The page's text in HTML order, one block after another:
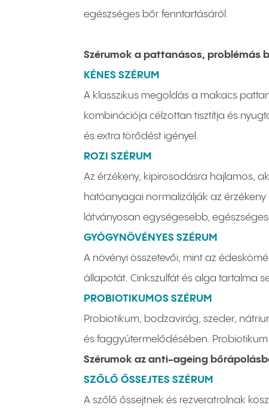
egészséges bőr fenntartásáról.
Szérumok a pattanásos, problémás
KÉNES SZÉRUM
A klasszikus megoldás a makacs
kombinációja célzottan tisztítja és
és extra törődést igényel.
ROZI SZÉRUM
Az érzékeny, kipirosodásra hajlamos,
hatóanyagai normalizálják az
látványosan egységesebb,
GYÓGYNÖVÉNYES SZÉRUM
A növényi összetevői, mint az
állapotát. Cinkszulfát és alga tartalma
PROBIOTIKUMOS SZÉRUM
Probiotikum, bodzavirág, szeder,
és faggyútermelődésében.
Szérumok az anti-ageing
SZŐLŐ ŐSSEJTES SZÉRUM
A szőlő őssejtnek és rezveratrolnak